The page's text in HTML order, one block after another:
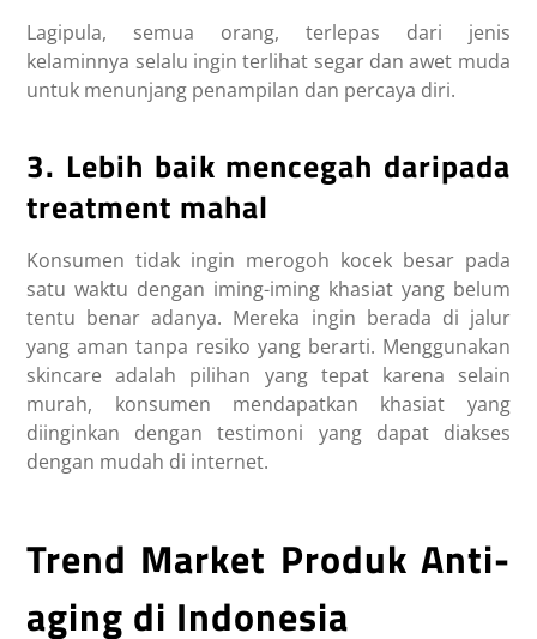
Lagipula, semua orang, terlepas dari jenis
kelaminnya selalu ingin terlihat segar dan awet muda
untuk menunjang penampilan dan percaya diri.
3. Lebih baik mencegah daripada
treatment mahal
Konsumen tidak ingin merogoh kocek besar pada
satu waktu dengan iming-iming khasiat yang belum
tentu benar adanya. Mereka ingin berada di jalur
yang aman tanpa resiko yang berarti. Menggunakan
skincare adalah pilihan yang tepat karena selain
murah, konsumen mendapatkan khasiat yang
diinginkan dengan testimoni yang dapat diakses
dengan mudah di internet.
Trend Market Produk Anti-
aging di Indonesia